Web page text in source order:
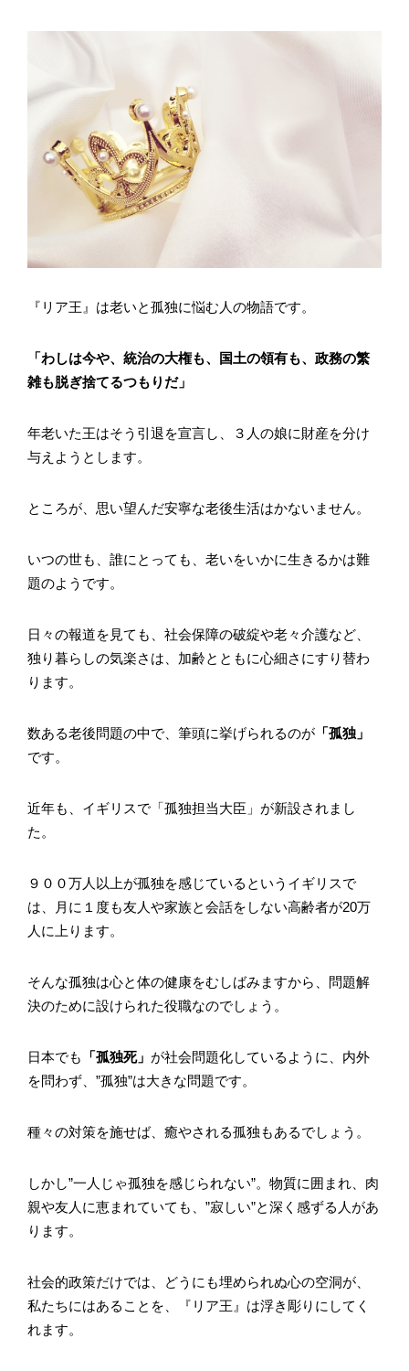
『リア王』は老いと孤独に悩む人の物語です。
「わしは今や、統治の大権も、国土の領有も、政務の繁
雑も脱ぎ捨てるつもりだ」
年老いた王はそう引退を宣言し、３人の娘に財産を分け
与えようとします。
ところが、思い望んだ安寧な老後生活はかないません。
いつの世も、誰にとっても、老いをいかに生きるかは難
題のようです。
日々の報道を見ても、社会保障の破綻や老々介護など、
独り暮らしの気楽さは、加齢とともに心細さにすり替わ
ります。
数ある老後問題の中で、筆頭に挙げられるのが 「孤独」
です。
近年も、イギリスで「孤独担当大臣」が新設されまし
た。
９００万人以上が孤独を感じているというイギリスで
は、月に１度も友人や家族と会話をしない高齢者が20万
人に上ります。
そんな孤独は心と体の健康をむしばみますから、問題解
決のために設けられた役職なのでしょう。
日本でも 「孤独死」 が社会問題化しているように、内外
を問わず、”孤独”は大きな問題です。
種々の対策を施せば、癒やされる孤独もあるでしょう。
しかし”一人じゃ孤独を感じられない”。物質に囲まれ、肉
親や友人に恵まれていても、”寂しい”と深く感ずる人があ
ります。
社会的政策だけでは、どうにも埋められぬ心の空洞が、
私たちにはあることを、『リア王』は浮き彫りにしてく
れます。